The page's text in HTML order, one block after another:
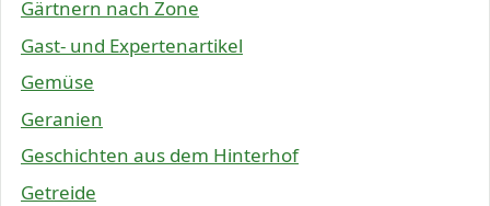
Gärtnern nach Zone
Gast- und Expertenartikel
Gemüse
Geranien
Geschichten aus dem Hinterhof
Getreide